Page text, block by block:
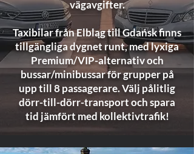
vägavgifter.
Taxibilar från Elbląg till Gdańsk finns
tillgängliga dygnet runt, med lyxiga
Premium/VIP-alternativ och
bussar/minibussar för grupper på
upp till 8 passagerare. Välj pålitlig
dörr-till-dörr-transport och spara
tid jämfört med kollektivtrafik!